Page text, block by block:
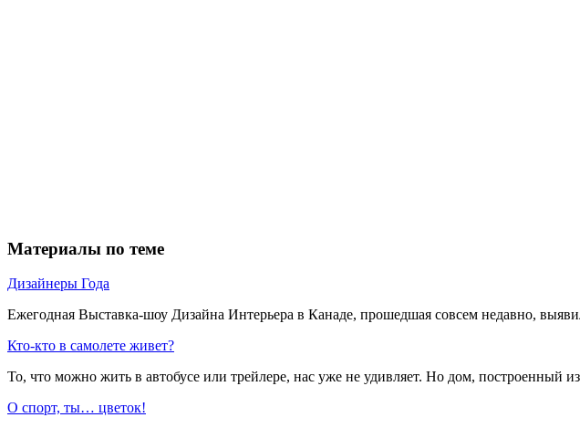
Материалы по теме
Дизайнеры Года
Ежегодная Выставка-шоу Дизайна Интерьера в Канаде, прошедшая совсем недавно,
Кто-кто в самолете живет?
То, что можно жить в автобусе или трейлере, нас уже не удивляет. Но дом, построенный из
О спорт, ты… цветок!